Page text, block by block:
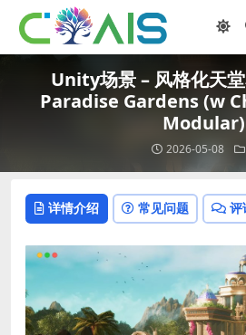
Unity场景 – 风格化天
Paradise Gardens (w
Modular)
2026-05-08
详情介绍 常见问题 评